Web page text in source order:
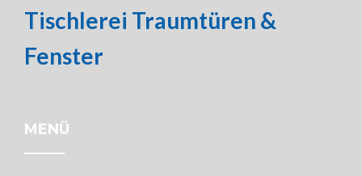
Tischlerei Traumtüren &
Fenster
MENÜ